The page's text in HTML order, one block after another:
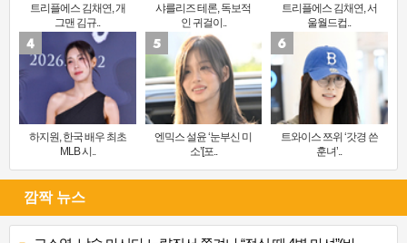
트리플에스 김채연, 개
그맨 김규..
샤를리즈 테론, 독보적
인 귀걸이..
트리플에스 김채연, 서
울월드컵..
하지원, 한국 배우 최초
MLB 시..
엔믹스 설윤 ‘눈부신 미
소’[포..
트와이스 쯔위 ‘갓경 쓴
훈녀’..
깜짝 뉴스